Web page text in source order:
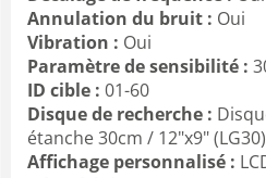
Annulation du bruit : Oui
Vibration : Oui
Paramètre de sensibilité :
ID cible : 01-60
Disque de recherche :
étanche 30cm / 12"x9" (LG30)
Affichage personnalisé :